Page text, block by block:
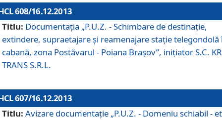
608/16.12.2013
Titlu: Documentaţia „P.U.Z. - Schimbare de destinaţie,
extindere, supraetajare şi reamenajare staţie telegondolă
cabană, zona Postăvarul - Poiana Braşov”, iniţiator S.C.
TRANS S.R.L.
607/16.12.2013
Titlu: Avizare documentaţie „P.U.Z. - Domeniu schiabil -